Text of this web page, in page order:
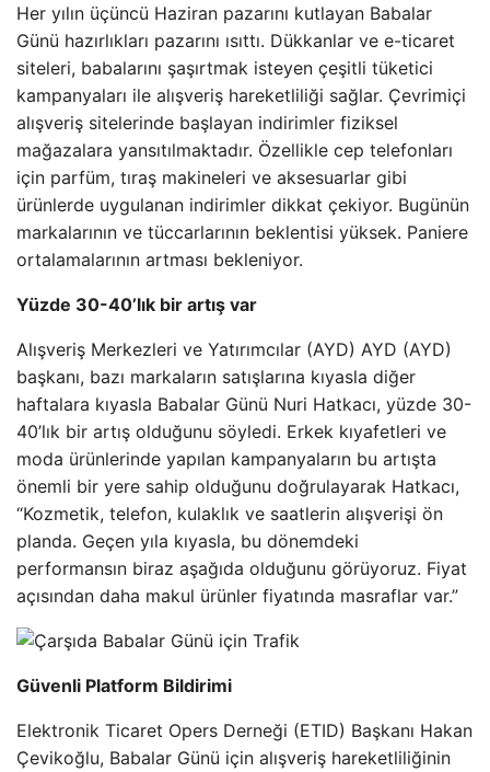
Her yılın üçüncü Haziran pazarını kutlayan Babalar
Günü hazırlıkları pazarını ısıttı. Dükkanlar ve e-ticaret
siteleri, babalarını şaşırtmak isteyen çeşitli tüketici
kampanyaları ile alışveriş hareketliliği sağlar. Çevrimiçi
alışveriş sitelerinde başlayan indirimler fiziksel
mağazalara yansıtılmaktadır. Özellikle cep telefonları
için parfüm, tıraş makineleri ve aksesuarlar gibi
ürünlerde uygulanan indirimler dikkat çekiyor. Bugünün
markalarının ve tüccarlarının beklentisi yüksek. Paniere
ortalamalarının artması bekleniyor.
Yüzde 30-40’lık bir artış var
Alışveriş Merkezleri ve Yatırımcılar (AYD) AYD (AYD)
başkanı, bazı markaların satışlarına kıyasla diğer
haftalara kıyasla Babalar Günü Nuri Hatkacı, yüzde 30-
40’lık bir artış olduğunu söyledi. Erkek kıyafetleri ve
moda ürünlerinde yapılan kampanyaların bu artışta
önemli bir yere sahip olduğunu doğrulayarak Hatkacı,
“Kozmetik, telefon, kulaklık ve saatlerin alışverişi ön
planda. Geçen yıla kıyasla, bu dönemdeki
performansın biraz aşağıda olduğunu görüyoruz. Fiyat
açısından daha makul ürünler fiyatında masraflar var.”
Güvenli Platform Bildirimi
Elektronik Ticaret Opers Derneği (ETID) Başkanı Hakan
Çevikoğlu, Babalar Günü için alışveriş hareketliliğinin